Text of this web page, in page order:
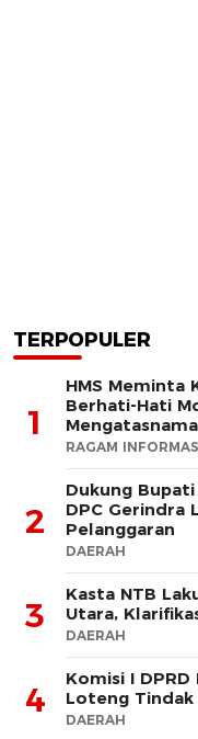
TERPOPULER
1
HMS Meminta
Berhati-Hati
RAGAM
2
Dukung
DPC Gerindra
Pelanggaran
DAERAH
3
Kasta NTB
Utara,
DAERAH
4
Komisi I
Loteng Tindak
DAERAH